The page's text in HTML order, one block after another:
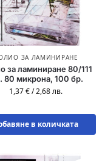
ЗА ЛАМИНИРАНЕ
за ламиниране 80/111
80 микрона, 100 бр.
1,37€ /2,68лв.
в количката